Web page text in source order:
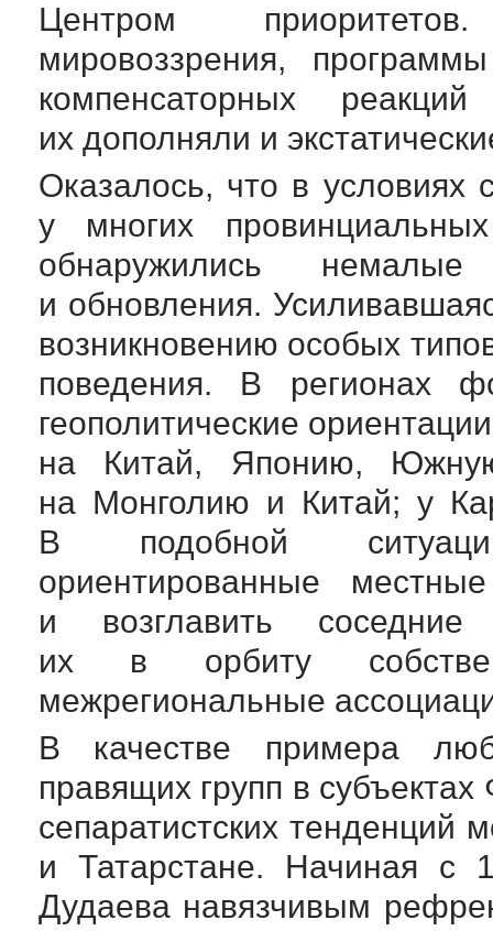
Центром
мировоззрения,
компенсаторных
их дополняли и
Оказалось, что в условиях
у многих
обнаружились немалые
и обновления.
возникновению особых
поведения. В регионах
геополитические
на Китай, Японию,
на Монголию и Китай; у
В подобной
ориентированные
и возглавить соседние
их в орбиту
межрегиональные
В качестве примера
правящих групп в
сепаратистских тенденций
и Татарстане. Начиная с
Дудаева навязчивым